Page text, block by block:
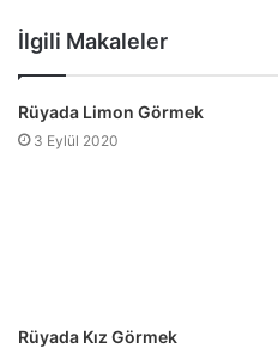
İlgili Makaleler
Rüyada Limon Görmek
3 Eylül 2020
Rüyada Kız Görmek